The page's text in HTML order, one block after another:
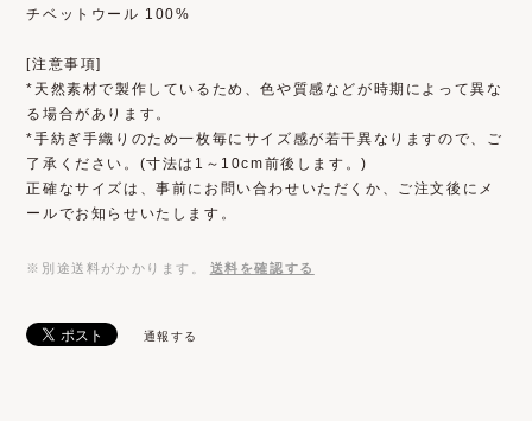
チベットウール 100%
[注意事項]
*天然素材で製作しているため、色や質感などが時期によって異な
る場合があります。
*手紡ぎ手織りのため一枚毎にサイズ感が若干異なりますので、ご
了承ください。(寸法は1～10cm前後します。)
正確なサイズは、事前にお問い合わせいただくか、ご注文後にメ
ールでお知らせいたします。
※別途送料がかかります。 送料を確認する
通報する